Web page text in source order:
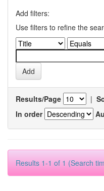
Add filters:
Use filters to refine the
Results/Page |
In order
Results 1-1 of 1 (Search